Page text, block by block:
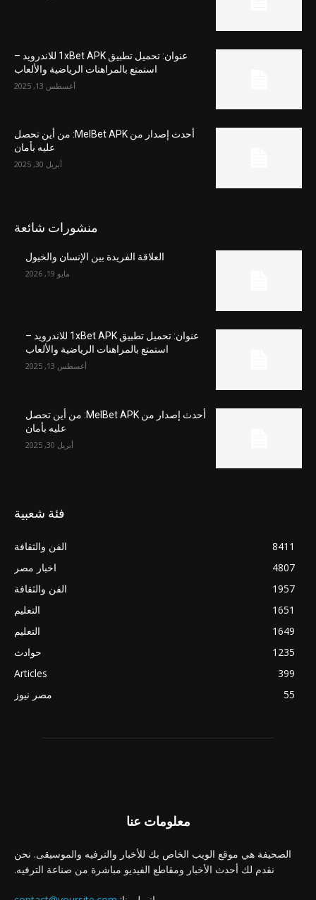
عنوان: تحميل تطبيق 1xBet APK للاندرويد –
استمتع بالمراهنات الرياضية والألعاب
أغسطس 13, 2025
أحدث إصدار من MelBet APK: من أين تحصل
عليه بأمان
أبريل 30, 2025
منشورات شائعة
العلاقة الفريدة بين الإنسان والخيول
مايو 19, 2026
عنوان: تحميل تطبيق 1xBet APK للاندرويد –
استمتع بالمراهنات الرياضية والألعاب
أغسطس 13, 2025
أحدث إصدار من MelBet APK: من أين تحصل
عليه بأمان
أبريل 30, 2025
فئة شعبية
الفن والثقافة
8411
اخبار مصر
4807
الفن والثقافة
1957
التعليم
1651
التعليم
1649
حوادث
1235
Articles
399
مصر نيوز
55
معلومات عنا
الصحيفة هي موقع الويب الخاص بك للأخبار والترفيه والموسيقى. نحن
نقدم لك أحدث الأخبار ومقاطع الفيديو مباشرة من صناعة الترفيه.